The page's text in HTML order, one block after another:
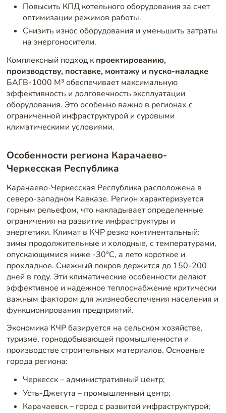
Повысить КПД котельного оборудования за счет
оптимизации режимов работы.
Снизить износ оборудования и уменьшить затраты
на энергоносители.
Комплексный подход к проектированию,
производству, поставке, монтажу и пуско-наладке
БАГВ-1000 М³ обеспечивает максимальную
эффективность и долговечность эксплуатации
оборудования. Это особенно важно в регионах с
ограниченной инфраструктурой и суровыми
климатическими условиями.
Особенности региона Карачаево-
Черкесская Республика
Карачаево-Черкесская Республика расположена в
северо-западном Кавказе. Регион характеризуется
горным рельефом, что накладывает определенные
ограничения на развитие инфраструктуры и
энергетики. Климат в КЧР резко континентальный:
зимы продолжительные и холодные, с температурами,
опускающимися ниже -30°C, а лето короткое и
прохладное. Снежный покров держится до 150-200
дней в году. Эти климатические особенности делают
эффективное и надежное теплоснабжение критически
важным фактором для жизнеобеспечения населения и
функционирования предприятий.
Экономика КЧР базируется на сельском хозяйстве,
туризме, горнодобывающей промышленности и
производстве строительных материалов. Основные
города региона:
Черкесск – административный центр;
Усть-Джегута – промышленный центр;
Карачаевск – город с развитой инфраструктурой;